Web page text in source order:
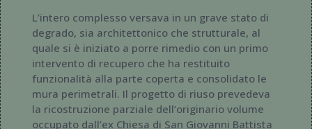
L’intero complesso versava in un grave stato di
degrado, sia architettonico che strutturale, al
quale si è iniziato a porre rimedio con un primo
intervento di recupero che ha restituito
funzionalità alla parte coperta e consolidato le
mura perimetrali. Il progetto di riuso prevedeva
la ricostruzione parziale dell’originario volume
occupato dall’ex Chiesa di San Giovanni Battista